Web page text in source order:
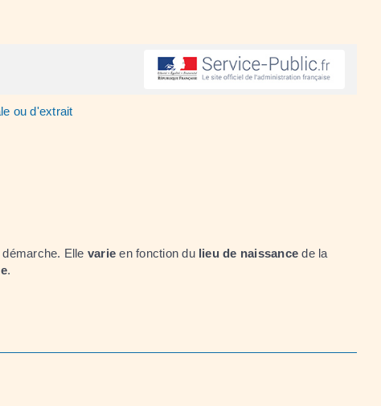
ou d'extrait
Elle varie en fonction du lieu de naissance de la
.